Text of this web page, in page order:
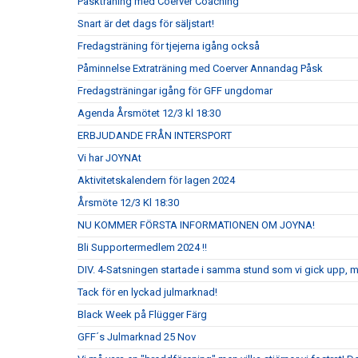
Snart är det dags för säljstart!
Fredagsträning för tjejerna igång också
Påminnelse Extraträning med Coerver Annandag Påsk
Fredagsträningar igång för GFF ungdomar
Agenda Årsmötet 12/3 kl 18:30
ERBJUDANDE FRÅN INTERSPORT
Vi har JOYNAt
Aktivitetskalendern för lagen 2024
Årsmöte 12/3 Kl 18:30
NU KOMMER FÖRSTA INFORMATIONEN OM JOYNA!
Bli Supportermedlem 2024 !!
DIV. 4-Satsningen startade i samma stund som vi gick upp,
Tack för en lyckad julmarknad!
Black Week på Flügger Färg
GFF´s Julmarknad 25 Nov